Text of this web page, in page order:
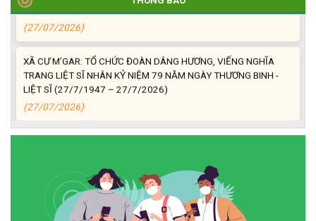
NHẬP
(27/07/2026)
XÃ CƯ M’GAR: TỔ CHỨC ĐOÀN DÂNG HƯƠNG, VIẾNG NGHĨA
TRANG LIỆT SĨ NHÂN KỶ NIỆM 79 NĂM NGÀY THƯƠNG BINH -
LIỆT SĨ (27/7/1947 – 27/7/2026)
(27/07/2026)
ĐỒNG CHÍ PHAN XUÂN LỰC - CHỦ TỊCH UBND XÃ CƯ M’GAR
(27/07/2026)
Phát biểu bế mạc Hội nghị Trung ương 3, khóa XIV của Tổng Bí